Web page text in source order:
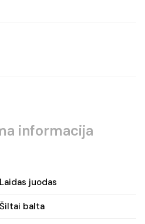
informacija
Laidas juodas
Šiltai balta